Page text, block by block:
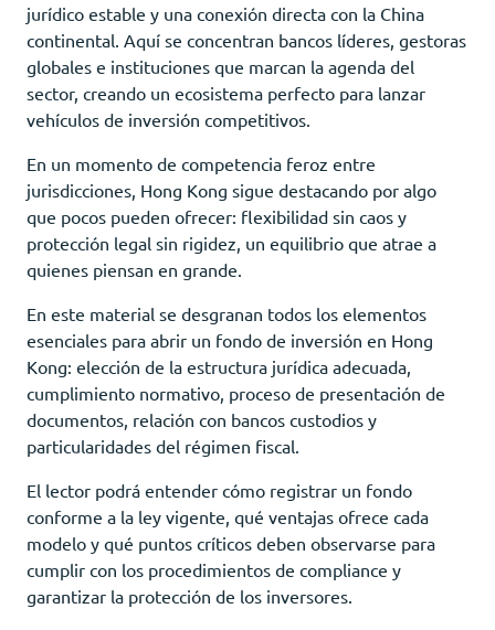
jurídico estable y una conexión directa con la China
continental. Aquí se concentran bancos líderes, gestoras
globales e instituciones que marcan la agenda del
sector, creando un ecosistema perfecto para lanzar
vehículos de inversión competitivos.
En un momento de competencia feroz entre
jurisdicciones, Hong Kong sigue destacando por algo
que pocos pueden ofrecer: flexibilidad sin caos y
protección legal sin rigidez, un equilibrio que atrae a
quienes piensan en grande.
En este material se desgranan todos los elementos
esenciales para abrir un fondo de inversión en Hong
Kong: elección de la estructura jurídica adecuada,
cumplimiento normativo, proceso de presentación de
documentos, relación con bancos custodios y
particularidades del régimen fiscal.
El lector podrá entender cómo registrar un fondo
conforme a la ley vigente, qué ventajas ofrece cada
modelo y qué puntos críticos deben observarse para
cumplir con los procedimientos de compliance y
garantizar la protección de los inversores.